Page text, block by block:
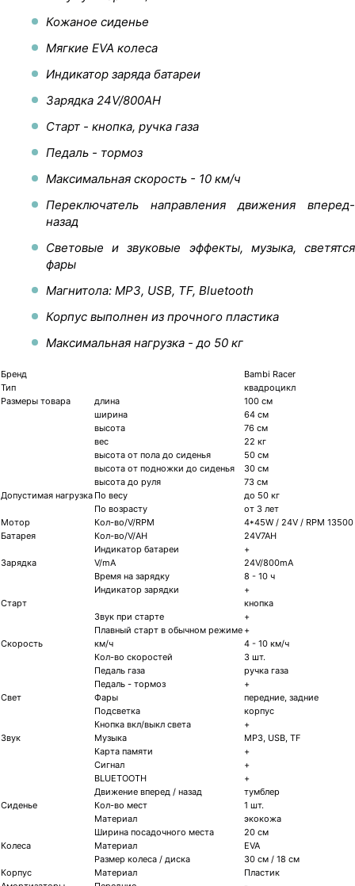
Кожаное сиденье
Мягкие EVA колеса
Индикатор заряда батареи
Зарядка 24V/800AH
Старт - кнопка, ручка газа
Педаль - тормоз
Максимальная скорость - 10 км/ч
Переключатель направления движения вперед-
назад
Световые и звуковые эффекты, музыка, светятся
фары
Магнитола: MP3, USB, TF, Bluetooth
Корпус выполнен из прочного пластика
Максимальная нагрузка - до 50 кг
Бренд
Bambi Racer
Тип
квадроцикл
Размеры товара
длина
100 см
ширина
64 см
высота
76 см
вес
22 кг
высота от пола до сиденья
50 см
высота от подножки до сиденья
30 cм
высота до руля
73 см
Допустимая нагрузка По весу
до 50 кг
По возрасту
от 3 лет
Мотор
Кол-во/V/RPM
4*45W / 24V / RPM 13500
Батарея
Кол-во/V/AH
24V7AH
Индикатор батареи
+
Зарядка
V/mA
24V/800mA
Время на зарядку
8 - 10 ч
Индикатор зарядки
+
Старт
кнопка
Звук при старте
+
Плавный старт в обычном режиме +
Скорость
км/ч
4 - 10 км/ч
Кол-во скоростей
3 шт.
Педаль газа
ручка газа
Педаль - тормоз
+
Свет
Фары
передние, задние
Подсветка
корпус
Кнопка вкл/выкл света
+
Звук
Музыка
MP3, USB, TF
Карта памяти
+
Сигнал
+
BLUETOOTH
+
Движение вперед / назад
тумблер
Сиденье
Кол-во мест
1 шт.
Материал
экокожа
Ширина посадочного места
20 см
Колеса
Материал
EVA
Размер колеса / диска
30 см / 18 см
Корпус
Материал
Пластик